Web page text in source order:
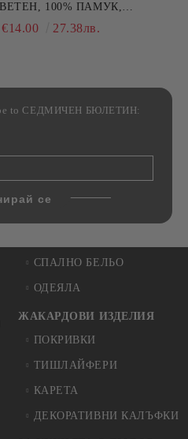
100% ПАМУК,
РАЗМЕРИ
€14.00 27.38лв.
to СЕДМИЧЕН БЮЛЕТИН:
СПАЛНО БЕЛЬО
ОДЕЯЛА
ЖАКАРДОВИ ИЗДЕЛИЯ
ПОКРИВКИ
ТИШЛАЙФЕРИ
КАРЕТА
ДЕКОРАТИВНИ КАЛЪФКИ